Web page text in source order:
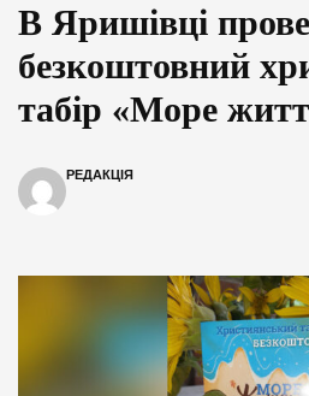
В Яришівці
безкоштовний
табір «Море
РЕДАКЦІЯ